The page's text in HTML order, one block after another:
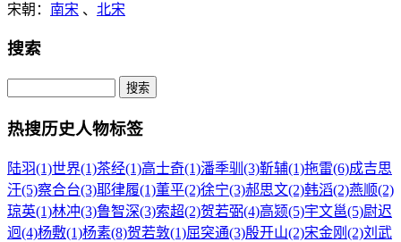
宋朝： 南宋 、 北宋
搜索
热搜历史人物标签
陆羽(1)世界(1)茶经(1)高士奇(1)潘季驯(3)靳辅(1)拖雷(6)成吉思
汗(5)察合台(3)耶律履(1)董平(2)徐宁(3)郝思文(2)韩滔(2)燕顺(2)
琼英(1)林冲(3)鲁智深(3)索超(2)贺若弼(4)高颎(5)宇文邕(5)尉迟
迥(4)杨敷(1)杨素(8)贺若敦(1)屈突通(3)殷开山(2)宋金刚(2)刘武